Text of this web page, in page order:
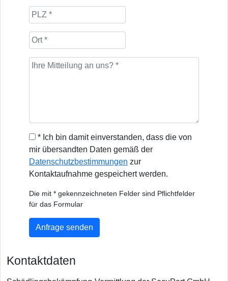
* Ich bin damit einverstanden, dass die von
mir übersandten Daten gemäß der
Datenschutzbestimmungen zur
Kontaktaufnahme gespeichert werden.
Die mit * gekennzeichneten Felder sind Pflichtfelder
für das Formular
Anfrage senden
Kontaktdaten